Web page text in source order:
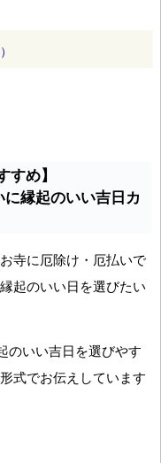
すめ】
縁起のいい吉日カ
寺に厄除け・厄払いで
起のいい日を選びたい
のいい吉日を選びやす
式でお伝えしています